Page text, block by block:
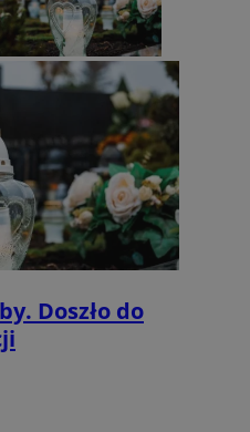
Doszło do